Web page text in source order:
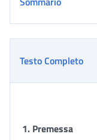
Testo Completo
1. Premessa